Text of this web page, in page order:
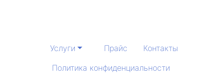
Услуги Прайс
Контакты
Политика конфиденциальности